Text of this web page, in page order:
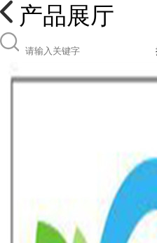
产品展厅